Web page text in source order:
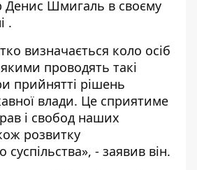
Денис Шмигаль в своєму
.
визначається коло осіб
проводять такі
прийнятті рішень
влади. Це сприятиме
і свобод наших
розвитку
суспільства», - заявив він.